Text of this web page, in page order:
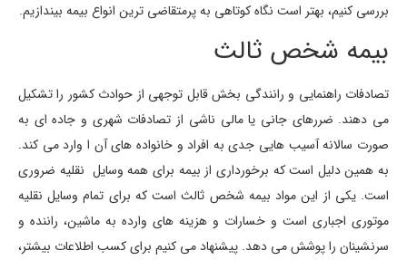
بررسی کنیم، بهتر است نگاه کوتاهی به پرمتقاضی ترین انواع بیمه بیندازیم.
بیمه شخص ثالث
تصادفات راهنمایی و رانندگی بخش قابل توجهی از حوادث کشور را تشکیل
می دهند. ضررهای جانی یا مالی ناشی از تصادفات شهری و جاده ای به
صورت سالانه آسیب هایی جدی به افراد و خانواده های آن ا وارد می کند.
به همین دلیل است که برخورداری از بیمه برای همه وسایل نقلیه ضروری
است. یکی از این مواد بیمه شخص ثالث است که برای تمام وسایل نقلیه
موتوری اجباری است و خسارات و هزینه های وارده به ماشین، راننده و
سرنشینان را پوشش می دهد. پیشنهاد می کنیم برای کسب اطلاعات بیشتر،